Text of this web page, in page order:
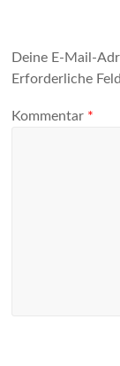
Deine E-Mail-
Erforderliche
Kommentar *